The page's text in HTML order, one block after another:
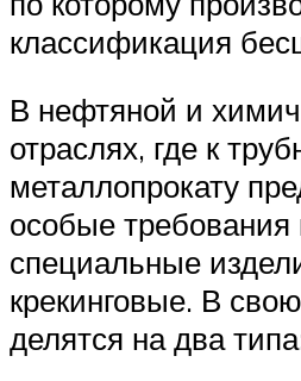
классификация
В нефтяной и
отраслях, где к
металлопрокату
особые требования
специальные
крекинговые. В
делятся на два